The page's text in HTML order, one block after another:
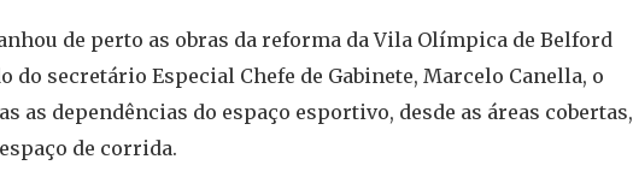
de perto as obras da reforma da Vila Olímpica de Belford
do secretário Especial Chefe de Gabinete, Marcelo Canella, o
as dependências do espaço esportivo, desde as áreas cobertas,
de corrida.